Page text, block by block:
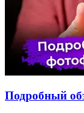
Подробный